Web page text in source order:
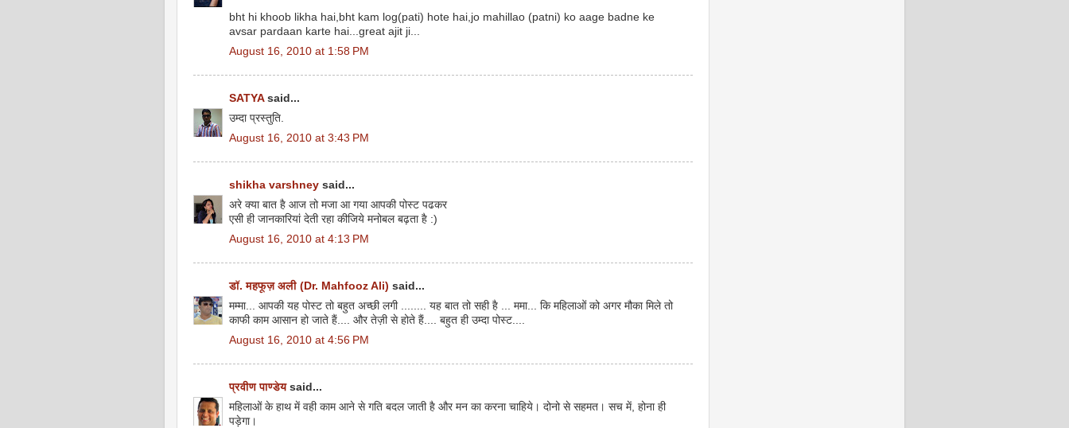
bht hi khoob likha hai,bht kam log(pati) hote hai,jo mahillao (patni) ko aage badne ke
avsar pardaan karte hai...great ajit ji...
August 16, 2010 at 1:58 PM
SATYAsaid...
उम्दा प्रस्तुति.
August 16, 2010 at 3:43 PM
shikha varshney said...
अरे क्या बात है आज तो मजा आ गया आपकी पोस्ट पढकर
एसी ही जानकारियां देती रहा कीजिये मनोबल बढ़ता है :)
August 16, 2010 at 4:13 PM
डॉ. महफूज़ अली (Dr. Mahfooz Ali) said...
मम्मा... आपकी यह पोस्ट तो बहुत अच्छी लगी ........ यह बात तो सही है ... ममा... कि महिलाओं को अगर मौका मिले तो
काफी काम आसान हो जाते हैं.... और तेज़ी से होते हैं.... बहुत ही उम्दा पोस्ट....
August 16, 2010 at 4:56 PM
प्रवीण पाण्डेयsaid...
महिलाओं के हाथ में वही काम आने से गति बदल जाती है और मन का करना चाहिये। दोनो से सहमत। सच में, होना ही
पड़ेगा।